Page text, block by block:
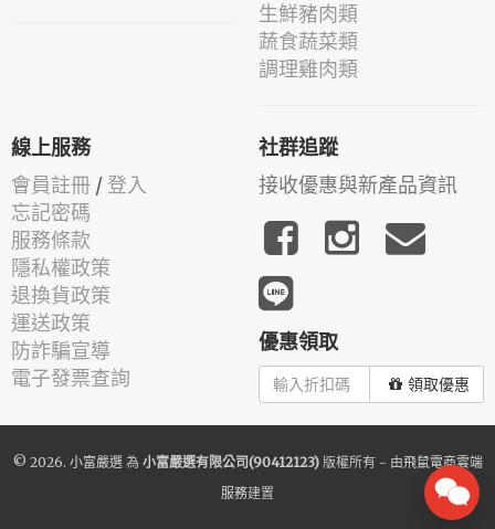
生鮮豬肉類
蔬食蔬菜類
調理雞肉類
線上服務
會員註冊 / 登入
忘記密碼
服務條款
隱私權政策
退換貨政策
運送政策
防詐騙宣導
電子發票查詢
社群追蹤
接收優惠與新產品資訊
優惠領取
領取優惠
© 2026. 小富嚴選為 小富嚴選有限公司(90412123)版權所有 - 由飛鼠電商雲端
服務建置